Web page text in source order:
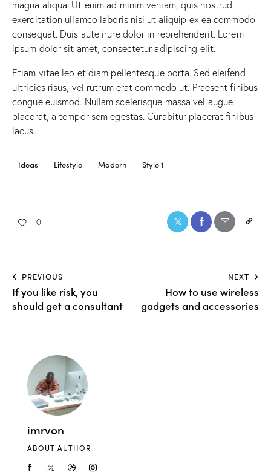
magna aliqua. Ut enim ad minim veniam, quis nostrud
exercitation ullamco laboris nisi ut aliquip ex ea commodo
consequat. Duis aute irure dolor in reprehenderit. Lorem
ipsum dolor sit amet, consectetur adipiscing elit.
Etiam vitae leo et diam pellentesque porta. Sed eleifend
ultricies risus, vel rutrum erat commodo ut. Praesent finibus
congue euismod. Nullam scelerisque massa vel augue
placerat, a tempor sem egestas. Curabitur placerat finibus
lacus.
Ideas Lifestyle Modern Style 1
0
PREVIOUS
If you like risk, you
should get a consultant
NEXT
How to use wireless
gadgets and accessories
imrvon
ABOUT AUTHOR